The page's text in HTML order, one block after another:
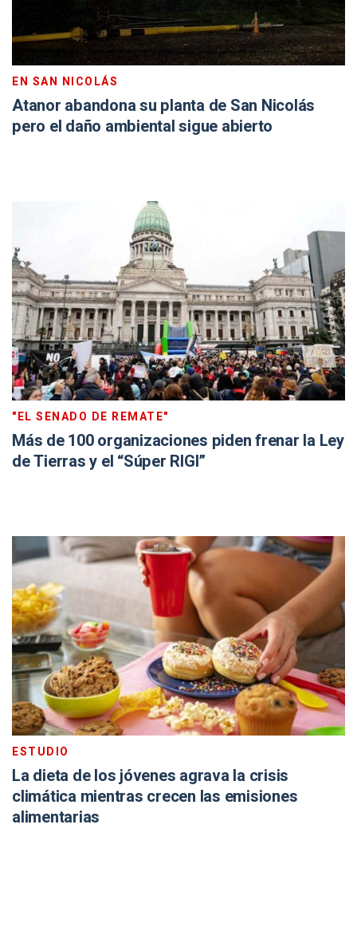
EN SAN NICOLÁS
Atanor abandona su planta de San Nicolás
pero el daño ambiental sigue abierto
"EL SENADO DE REMATE"
Más de 100 organizaciones piden frenar la Ley
de Tierras y el “Súper RIGI”
ESTUDIO
La dieta de los jóvenes agrava la crisis
climática mientras crecen las emisiones
alimentarias